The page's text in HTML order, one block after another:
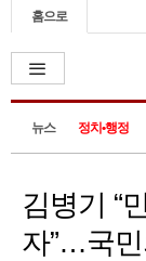
홈으로
뉴스 정치•행정
김병기 “
자”…국